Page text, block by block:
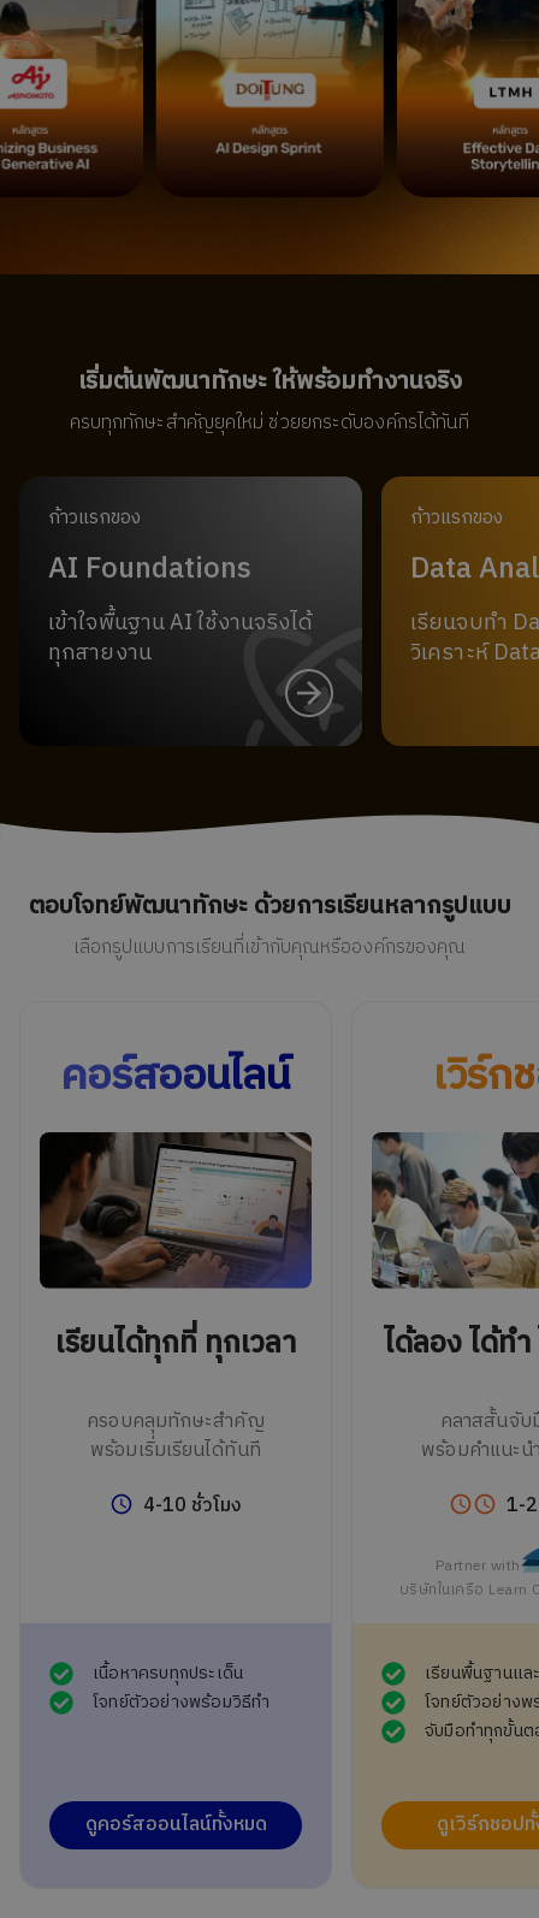
เริ่มต้นพัฒนาทักษะ ให้พร้อมทำงานจริง
ครบทุกทักษะสำคัญยุคใหม่ ช่วยยกระดับองค์กรได้ทันที
ก้าวแรกของ
AI Foundations
เข้าใจพื้นฐาน AI ใช้งานจริงได้
ทุกสายงาน
ก้าวแรกของ
Data
เรียนจบทำ
วิเคราะห์
ตอบโจทย์พัฒนาทักษะ ด้วยการเรียนหลากรูปแบบ
เลือกรูปแบบการเรียนที่เข้ากับคุณหรือองค์กรของคุณ
คอร์สออนไลน์
เรียนได้ทุกที่ ทุกเวลา
ครอบคลุมทักษะสำคัญ
พร้อมเริ่มเรียนได้ทันที
4-10 ชั่วโมง
เนื้อหาครบทุกประเด็น
โจทย์ตัวอย่างพร้อมวิธีทำ
ดูคอร์สออนไลน์ทั้งหมด
เวิร์ก
ได้ลอง ได้ทำ
คลาสสั้นจับ
พร้อมคำแนะน
1-
Partner with
บริษัทในเครือ Learn
เรียนพื้นฐานแ
โจทย์ตัวอย่าง
จับมือทำทุกขั้น
ดูเวิร์กชอป